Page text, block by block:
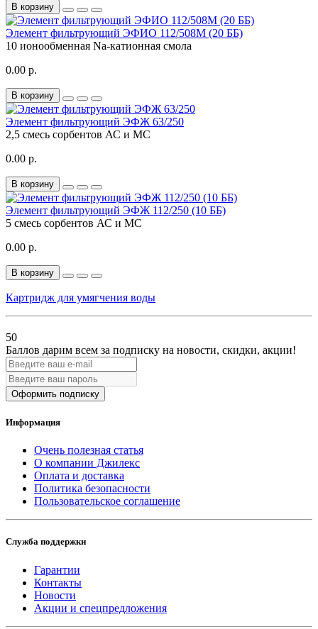
В корзину
Элемент фильтрующий ЭФИО 112/508М (20 ББ)
10 ионообменная Na-катионная смола
0.00 р.
В корзину
Элемент фильтрующий ЭФЖ 63/250
2,5 смесь сорбентов АС и МС
0.00 р.
В корзину
Элемент фильтрующий ЭФЖ 112/250 (10 ББ)
5 смесь сорбентов АС и МС
0.00 р.
В корзину
Картридж для умягчения воды
50
Баллов дарим всем за подписку на новости, скидки, акции!
Оформить подписку
Информация
Очень полезная статья
О компании Джилекс
Оплата и доставка
Политика безопасности
Пользовательское соглашение
Служба поддержки
Гарантии
Контакты
Новости
Акции и спецпредложения